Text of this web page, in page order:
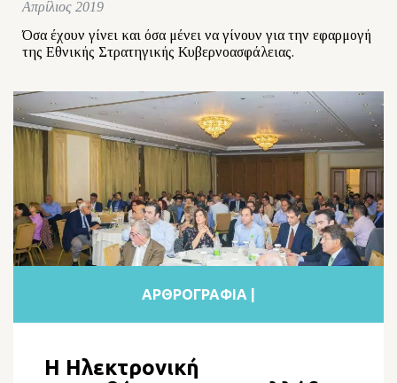
Απρίλιος 2019
Όσα έχουν γίνει και όσα μένει να γίνουν για την εφαρμογή
της Εθνικής Στρατηγικής Κυβερνοασφάλειας.
ΑΡΘΡΟΓΡΑΦΙΑ |
H Ηλεκτρονική